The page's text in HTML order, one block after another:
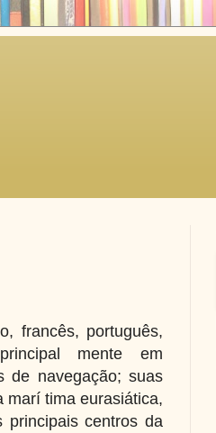
francês, português,
mente em
de navegação; suas
marí tima eurasiática,
centros da